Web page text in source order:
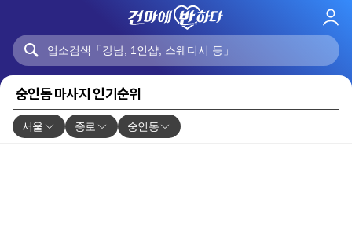
로
숭인동 마사지 인기순위
서울 종로 숭인동